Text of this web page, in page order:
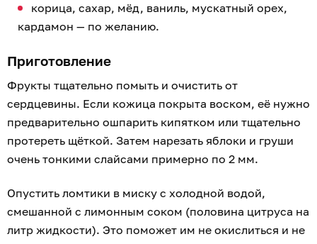
корица, сахар, мёд, ваниль, мускатный орех,
кардамон — по желанию.
Приготовление
Фрукты тщательно помыть и очистить от
сердцевины. Если кожица покрыта воском, её нужно
предварительно ошпарить кипятком или тщательно
протереть щёткой. Затем нарезать яблоки и груши
очень тонкими слайсами примерно по 2 мм.
Опустить ломтики в миску с холодной водой,
смешанной с лимонным соком (половина цитруса на
литр жидкости). Это поможет им не окислиться и не